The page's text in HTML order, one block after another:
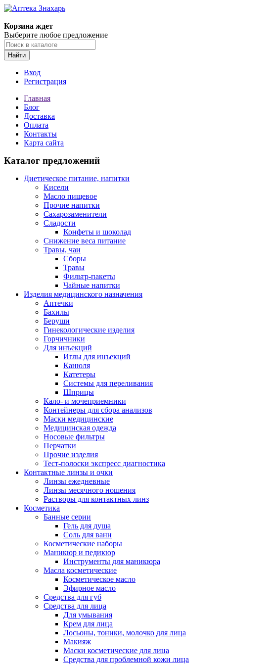
Корзина ждет
Выберите любое предложение
Найти
Вход
Регистрация
Главная
Блог
Доставка
Оплата
Контакты
Карта сайта
Каталог предложений
Диетическое питание, напитки
Кисели
Масло пищевое
Прочие напитки
Сахарозаменители
Сладости
Конфеты и шоколад
Снижение веса питание
Травы, чаи
Сборы
Травы
Фильтр-пакеты
Чайные напитки
Изделия медицинского назначения
Аптечки
Бахилы
Беруши
Гинекологические изделия
Горчичники
Для инъекций
Иглы для инъекций
Канюля
Катетеры
Системы для переливания
Шприцы
Кало- и мочеприемники
Контейнеры для сбора анализов
Маски медицинские
Медицинская одежда
Носовые фильтры
Перчатки
Прочие изделия
Тест-полоски экспресс диагностика
Контактные линзы и очки
Линзы ежедневные
Линзы месячного ношения
Растворы для контактных линз
Косметика
Банные серии
Гель для душа
Соль для ванн
Косметические наборы
Маникюр и педикюр
Инструменты для маникюра
Масла косметические
Косметическое масло
Эфирное масло
Средства для губ
Средства для лица
Для умывания
Крем для лица
Лосьоны, тоники, молочко для лица
Макияж
Маски косметические для лица
Средства для проблемной кожи лица